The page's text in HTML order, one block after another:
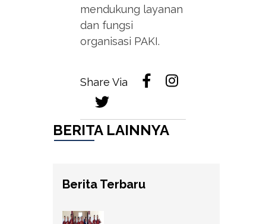
mendukung layanan
dan fungsi
organisasi PAKI.
Share Via
BERITA LAINNYA
Berita Terbaru